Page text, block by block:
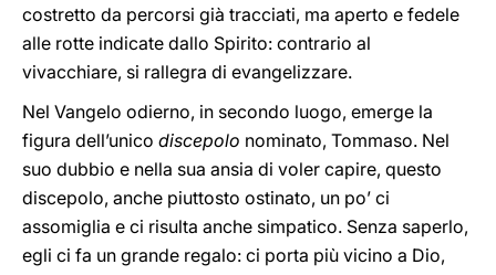
costretto da percorsi già tracciati, ma aperto e fedele
alle rotte indicate dallo Spirito: contrario al
vivacchiare, si rallegra di evangelizzare.
Nel Vangelo odierno, in secondo luogo, emerge la
figura dell’unico discepolo nominato, Tommaso. Nel
suo dubbio e nella sua ansia di voler capire, questo
discepolo, anche piuttosto ostinato, un po’ ci
assomiglia e ci risulta anche simpatico. Senza saperlo,
egli ci fa un grande regalo: ci porta più vicino a Dio,